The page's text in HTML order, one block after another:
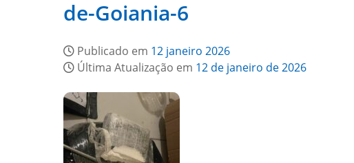
de-Goiania-6
Publicado em 12 janeiro 2026
Última Atualização em 12 de janeiro de 2026